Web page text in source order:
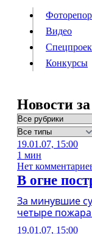
Видео
Конкурсы
Информация
Видео
Конкурсы
Новости
19.01.07, 15:00
1 мин
Нет
В огне
За минувшие
четыре
19.01.07, 15:00